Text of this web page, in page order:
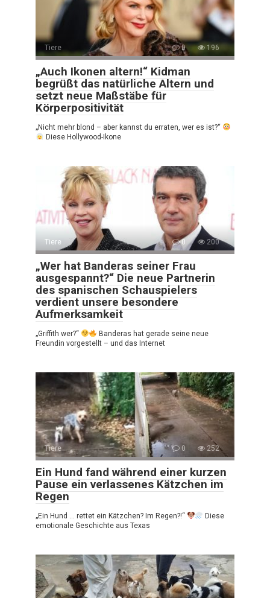
Tiere 0 196
„Auch Ikonen altern!“ Kidman
begrüßt das natürliche Altern und
setzt neue Maßstäbe für
Körperpositivität
„Nicht mehr blond – aber kannst du erraten, wer es ist?“
Diese Hollywood-Ikone
Tiere 0 200
„Wer hat Banderas seiner Frau
ausgespannt?“ Die neue Partnerin
des spanischen Schauspielers
verdient unsere besondere
Aufmerksamkeit
„Griffith wer?“
Banderas hat gerade seine neue
Freundin vorgestellt – und das Internet
Tiere 0 252
Ein Hund fand während einer kurzen
Pause ein verlassenes Kätzchen im
Regen
„Ein Hund … rettet ein Kätzchen? Im Regen?!“
Diese
emotionale Geschichte aus Texas